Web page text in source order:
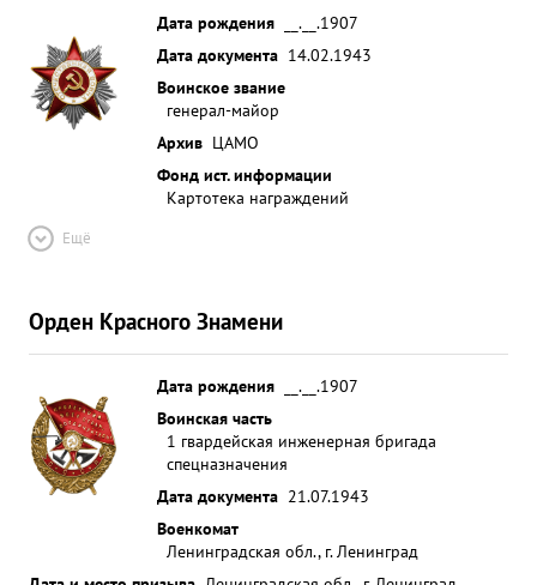
Дата рождения
__.__.1907
Дата документа 14.02.1943
Воинское звание
генерал-майор
Архив ЦАМО
Фонд ист. информации
Картотека награждений
Ещё
Орден Красного Знамени
Дата рождения
__.__.1907
Воинская часть
1 гвардейская инженерная бригада
спецназначения
Дата документа 21.07.1943
Военкомат
Ленинградская обл., г. Ленинград